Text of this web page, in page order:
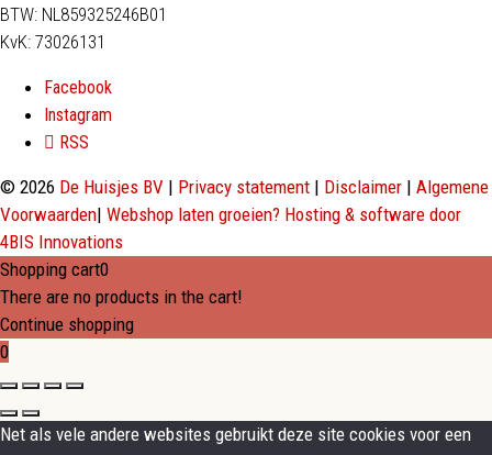
BTW: NL859325246B01
KvK: 73026131
Facebook
Instagram
RSS
© 2026 De Huisjes BV | Privacy statement | Disclaimer | Algemene
Voorwaarden| Webshop laten groeien? Hosting & software door
4BIS Innovations
Shopping cart0
There are no products in the cart!
Continue shopping
0
Net als vele andere websites gebruikt deze site cookies voor een